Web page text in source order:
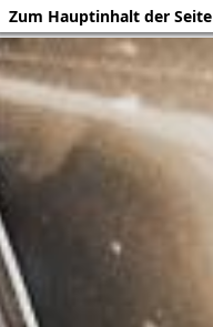
Zum Hauptinhalt der Seite